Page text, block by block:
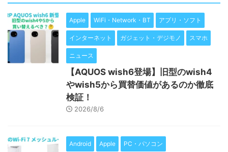
Apple WiFi・Network・BT アプリ・ソフト
インターネット ガジェット・デジモノ スマホ
ニュース
【AQUOS wish6登場】旧型のwish4
やwish5から買替価値があるのか徹底
検証！
2026/8/6
Android Apple PC・パソコン